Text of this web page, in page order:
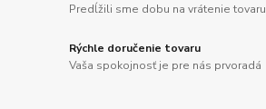
Predĺžili sme dobu na vrátenie tovaru
Rýchle doručenie tovaru
Vaša spokojnosť je pre nás prvoradá